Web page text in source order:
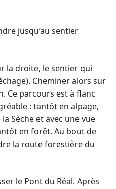
jusqu’au sentier
la droite, le sentier qui
Cheminer alors sur
Ce parcours est à flanc
: tantôt en alpage,
Sèche et avec une vue
en forêt. Au bout de
la route forestière du
le Pont du Réal. Après